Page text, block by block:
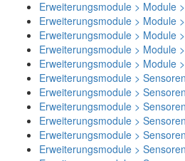
Erweiterungsmodule > Module
Erweiterungsmodule > Module
Erweiterungsmodule > Module
Erweiterungsmodule > Module
Erweiterungsmodule > Module
Erweiterungsmodule >
Erweiterungsmodule >
Erweiterungsmodule >
Erweiterungsmodule >
Erweiterungsmodule >
Erweiterungsmodule >